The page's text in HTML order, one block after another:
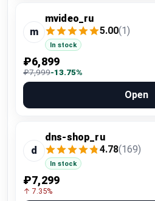
m
mvideo_ru
5.00(1)
In stock
₽6,899
₽7,999-13.75%
Open
d
dns-shop_ru
4.78(169)
In stock
₽7,299
↑ 7.35%